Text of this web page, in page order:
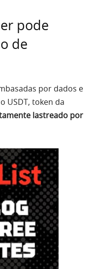
pode
de
por dados e
USDT, token da
lastreado por